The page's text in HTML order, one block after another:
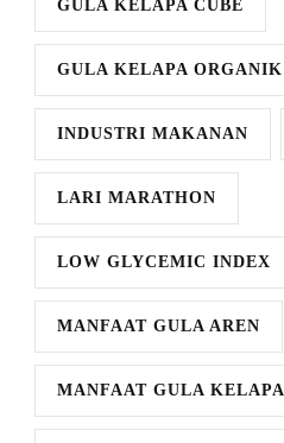
GULA KELAPA CUBE
GULA KELAPA ORGANIK
INDUSTRI MAKANAN
LARI MARATHON
LOW GLYCEMIC INDEX
MANFAAT GULA AREN
MANFAAT GULA KELAPA